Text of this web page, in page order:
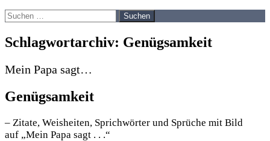
Suchen
nach:
Schlagwortarchiv: Genügsamkeit
Mein Papa sagt…
Genügsamkeit
– Zitate, Weisheiten, Sprichwörter und Sprüche mit Bild
auf „Mein Papa sagt . . .“